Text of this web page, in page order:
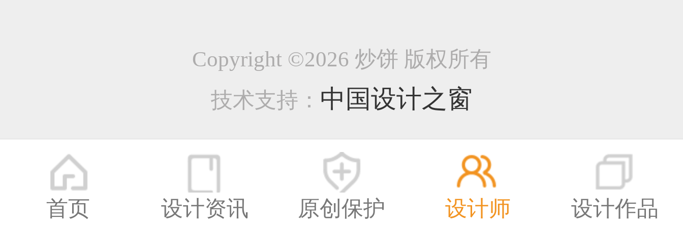
UI-图标类作品
8年前 19387
Copyright ©2026 炒饼 版权所有
技术支持： 中国设计之窗
首页 设计资讯 原创保护 设计师 设计作品